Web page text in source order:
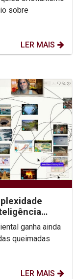
sobre
LER MAIS
ganha ainda
queimadas
LER MAIS